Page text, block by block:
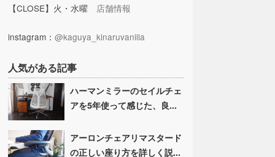
【CLOSE】火・水曜 店舗情報
instagram：@kaguya_kinaruvanilla
人気がある記事
ハーマンミラーのセイルチェ
アを5年使って感じた、良...
アーロンチェアリマスタード
の正しい座り方を詳しく説...